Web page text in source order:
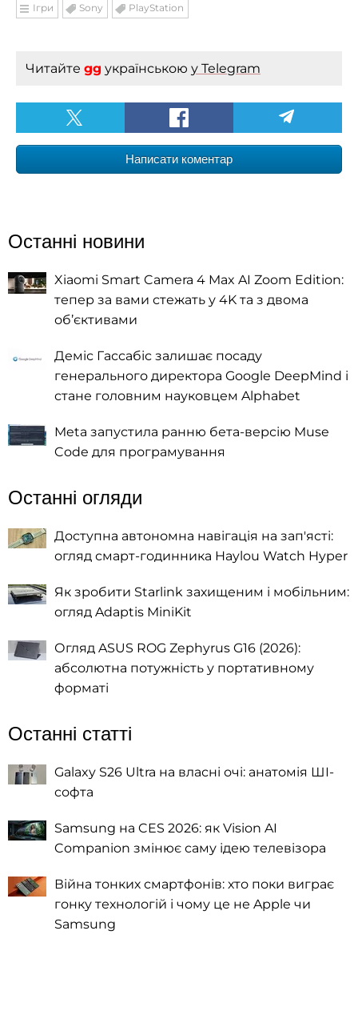
Ігри Sony PlayStation
Читайте gg українською у Telegram
Написати коментар
Останні новини
Xiaomi Smart Camera 4 Max AI Zoom Edition:
тепер за вами стежать у 4K та з двома
об’єктивами
Деміс Гассабіс залишає посаду
генерального директора Google DeepMind і
стане головним науковцем Alphabet
Meta запустила ранню бета-версію Muse
Code для програмування
Останні огляди
Доступна автономна навігація на зап'ясті:
огляд смарт-годинника Haylou Watch Hyper
Як зробити Starlink захищеним і мобільним:
огляд Adaptis MiniKit
Огляд ASUS ROG Zephyrus G16 (2026):
абсолютна потужність у портативному
форматі
Останні статті
Galaxy S26 Ultra на власні очі: анатомія ШІ-
софта
Samsung на CES 2026: як Vision AI
Companion змінює саму ідею телевізора
Війна тонких смартфонів: хто поки виграє
гонку технологій і чому це не Apple чи
Samsung